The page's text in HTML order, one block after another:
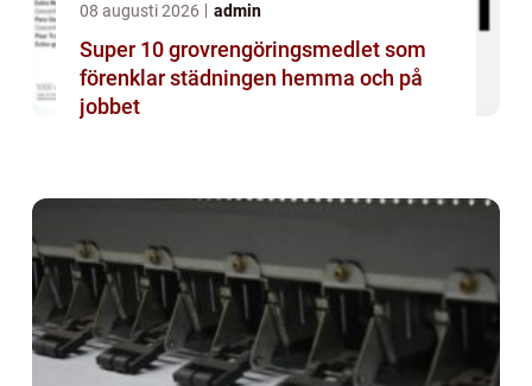
08 augusti 2026 admin
Super 10 grovrengöringsmedlet som
förenklar städningen hemma och på
jobbet